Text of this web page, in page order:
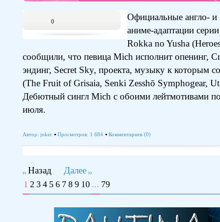
0
Официальные англо-
аниме-адаптации
Rokka no Yusha
сообщили, что певица Mich исполнит опенинг,
эндинг, Secret Sky, проекта, музыку к которым
(The Fruit of Grisaia, Senki Zesshō Symphogear,
Дебютный сингл Mich с обоими лейтмотивами
июля.
Автор: joker Просмотров: 1 684 Комментариев (0)
Назад Далее
1 2 3 4 5 6 7 8 9 10 ... 79